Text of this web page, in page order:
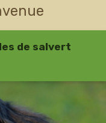
de salvert